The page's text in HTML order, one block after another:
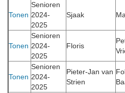
Tonen
Senioren
2024-
2025
Sjaak
Tonen
Senioren
2024-
2025
Floris
Tonen
Senioren
2024-
2025
Pieter-Jan van
Strien